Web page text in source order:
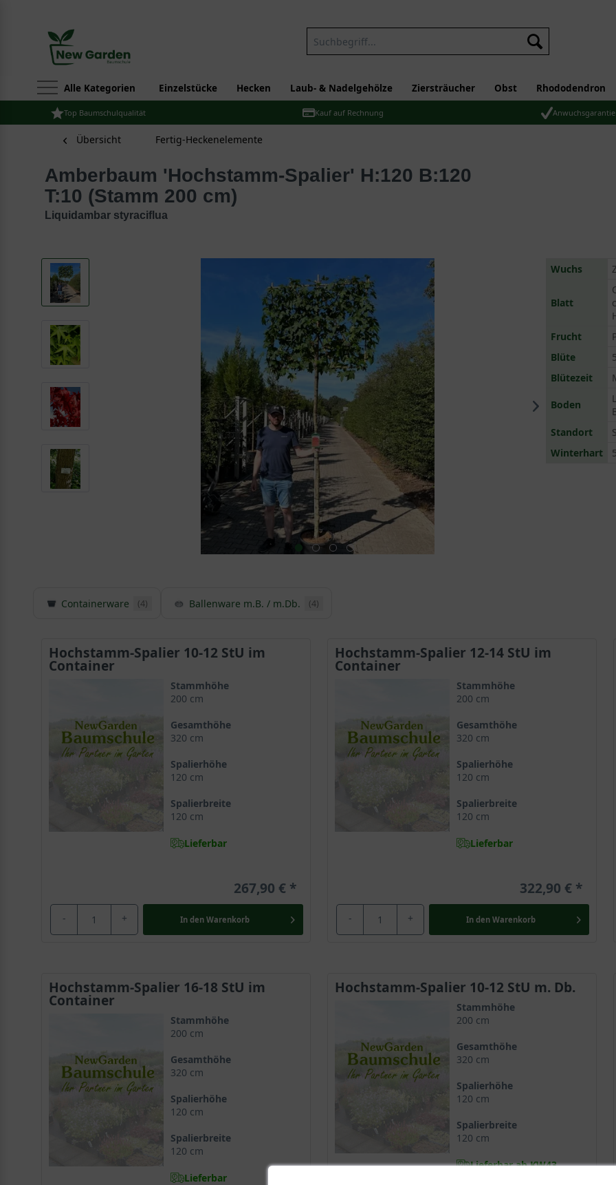
Alle Kategorien Einzelstücke Hecken Laub- & Nadelgehölze Ziersträucher Obst Rhododendron
Top Baumschulqualität Kauf auf Rechnung Anwuchsgarantie
Übersicht Fertig-Heckenelemente
Amberbaum 'Hochstamm-Spalier' H:120 B:120
T:10 (Stamm 200 cm)
Liquidambar styraciflua
Wuchs
Blatt
Frucht
Blüte
Blütezeit
Boden
Standort
Winterhart
Containerware (4) Ballenware m.B. / m.Db. (4)
Hochstamm-Spalier 10-12 StU im
Container
Stammhöhe
200 cm
Gesamthöhe
320 cm
Spalierhöhe
120 cm
Spalierbreite
120 cm
Lieferbar
267,90 €
- + In den Warenkorb
Hochstamm-Spalier 12-14 StU im
Container
Stammhöhe
200 cm
Gesamthöhe
320 cm
Spalierhöhe
120 cm
Spalierbreite
120 cm
Lieferbar
322,90 €
- + In den Warenkorb
Hochstamm-Spalier 16-18 StU im
Container
Stammhöhe
200 cm
Gesamthöhe
320 cm
Spalierhöhe
120 cm
Spalierbreite
120 cm
Lieferbar
Hochstamm-Spalier 10-12 StU m. Db.
Stammhöhe
200 cm
Gesamthöhe
320 cm
Spalierhöhe
120 cm
Spalierbreite
120 cm
Lieferbar ab KW43